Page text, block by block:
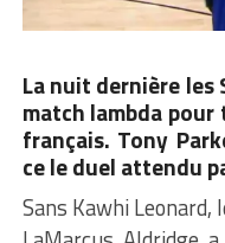
La nuit dernière les
match lambda
français. Tony
ce le duel attendu
Sans Kawhi